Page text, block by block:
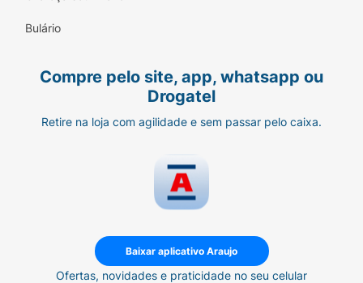
Bulário
Compre pelo site, app, whatsapp ou
Drogatel
Retire na loja com agilidade e sem passar pelo caixa.
Baixar aplicativo Araujo
Ofertas, novidades e praticidade no seu celular